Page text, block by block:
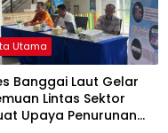
Utama
Banggai Laut Gelar
Lintas Sektor
Upaya Penurunan
Utama